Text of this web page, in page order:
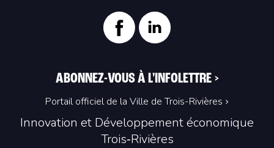
Innovation et Développement économique
Trois‑Rivières
ABONNEZ-VOUS À L'INFOLETTRE >
Portail officiel de la Ville de Trois-Rivières